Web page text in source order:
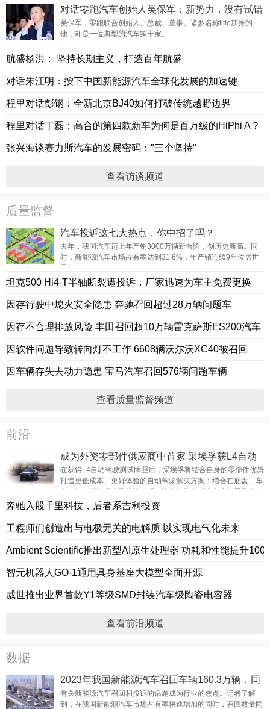
对话零跑汽车创始人吴保军：新势力，没有试错
的成本
吴保军，零跑联合创始人、总裁、董事。诸多名称title加身的
他，却是一位典型的汽车实干家。
航盛杨洪： 坚持长期主义，打造百年航盛
对话朱江明：按下中国新能源汽车全球化发展的加速键
程里对话彭钢：全新北京BJ40如何打破传统越野边界
程里对话丁磊：高合的第四款新车为何是百万级的HiPhi A？
张兴海谈赛力斯汽车的发展密码："三个坚持"
查看访谈频道
质量监督
汽车投诉这七大热点，你中招了吗？
去年，我国汽车迈上年产销3000万辆新台阶，创历史新高。同
时，新能源汽车市场占有率达到31.6%，年产销连续9年位居世
坦克500 Hi4-T半轴断裂遭投诉，厂家迅速为车主免费更换
因存行驶中熄火安全隐患 奔驰召回超过28万辆问题车
因存不合理排放风险 丰田召回超10万辆雷克萨斯ES200汽车
因软件问题导致转向灯不工作 6608辆沃尔沃XC40被召回
因车辆存失去动力隐患 宝马汽车召回576辆问题车辆
查看质量监督频道
前沿
成为外资零部件供应商中首家 采埃孚获L4自动
驾驶测试牌照始末
在获得L4自动驾驶测试牌照后，采埃孚将结合自身的零部件优势
打造更低成本、更好体验的自动驾驶解决方案：结合在底盘、车
控制算法的需
奔驰入股千里科技，后者系吉利投资
工程师们创造出与电极无关的电解质 以实现电气化未来
Ambient Scientific推出新型AI原生处理器 功耗和性能提升100
智元机器人GO-1通用具身基座大模型全面开源
威世推出业界首款Y1等级SMD封装汽车级陶瓷电容器
查看前沿频道
数据
2023年我国新能源汽车召回车辆160.3万辆，同
比增32.3%
有关新能源汽车召回和投诉的话题成为行业的焦点。记者了解
到，在我国新能源汽车市场占有率快速增加的同时，召回数量同